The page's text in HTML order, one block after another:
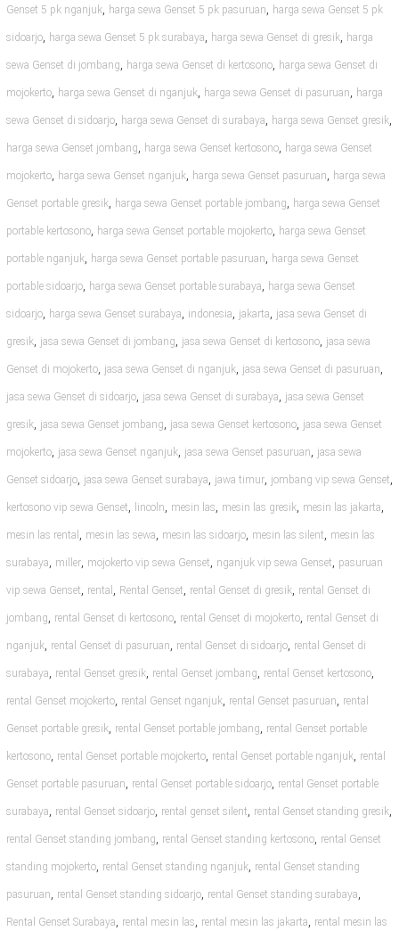
Genset 5 pk nganjuk, harga sewa Genset 5 pk pasuruan, harga sewa Genset 5 pk
sidoarjo, harga sewa Genset 5 pk surabaya, harga sewa Genset di gresik, harga
sewa Genset di jombang, harga sewa Genset di kertosono, harga sewa Genset di
mojokerto, harga sewa Genset di nganjuk, harga sewa Genset di pasuruan, harga
sewa Genset di sidoarjo, harga sewa Genset di surabaya, harga sewa Genset gresik,
harga sewa Genset jombang, harga sewa Genset kertosono, harga sewa Genset
mojokerto, harga sewa Genset nganjuk, harga sewa Genset pasuruan, harga sewa
Genset portable gresik, harga sewa Genset portable jombang, harga sewa Genset
portable kertosono, harga sewa Genset portable mojokerto, harga sewa Genset
portable nganjuk, harga sewa Genset portable pasuruan, harga sewa Genset
portable sidoarjo, harga sewa Genset portable surabaya, harga sewa Genset
sidoarjo, harga sewa Genset surabaya, indonesia, jakarta, jasa sewa Genset di
gresik, jasa sewa Genset di jombang, jasa sewa Genset di kertosono, jasa sewa
Genset di mojokerto, jasa sewa Genset di nganjuk, jasa sewa Genset di pasuruan,
jasa sewa Genset di sidoarjo, jasa sewa Genset di surabaya, jasa sewa Genset
gresik, jasa sewa Genset jombang, jasa sewa Genset kertosono, jasa sewa Genset
mojokerto, jasa sewa Genset nganjuk, jasa sewa Genset pasuruan, jasa sewa
Genset sidoarjo, jasa sewa Genset surabaya, jawa timur, jombang vip sewa Genset,
kertosono vip sewa Genset, lincoln, mesin las, mesin las gresik, mesin las jakarta,
mesin las rental , mesin las sewa, mesin las sidoarjo, mesin las silent, mesin las
surabaya, miller, mojokerto vip sewa Genset, nganjuk vip sewa Genset, pasuruan
vip sewa Genset, rental , Rental Genset, rental Genset di gresik, rental Genset di
jombang, rental Genset di kertosono, rental Genset di mojokerto, rental Genset di
nganjuk, rental Genset di pasuruan, rental Genset di sidoarjo, rental Genset di
surabaya, rental Genset gresik, rental Genset jombang, rental Genset kertosono,
rental Genset mojokerto, rental Genset nganjuk, rental Genset pasuruan, rental
Genset portable gresik, rental Genset portable jombang, rental Genset portable
kertosono, rental Genset portable mojokerto, rental Genset portable nganjuk, rental
Genset portable pasuruan, rental Genset portable sidoarjo, rental Genset portable
surabaya, rental Genset sidoarjo, rental genset silent, rental Genset standing gresik,
rental Genset standing jombang, rental Genset standing kertosono, rental Genset
standing mojokerto, rental Genset standing nganjuk, rental Genset standing
pasuruan, rental Genset standing sidoarjo, rental Genset standing surabaya,
Rental Genset Surabaya, rental mesin las, rental mesin las jakarta, rental mesin las